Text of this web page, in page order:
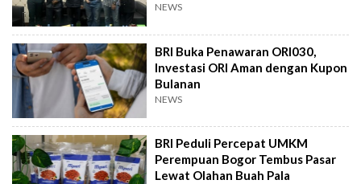
NEWS
BRI Buka Penawaran ORI030,
Investasi ORI Aman dengan Kupon
Bulanan
NEWS
BRI Peduli Percepat UMKM
Perempuan Bogor Tembus Pasar
Lewat Olahan Buah Pala